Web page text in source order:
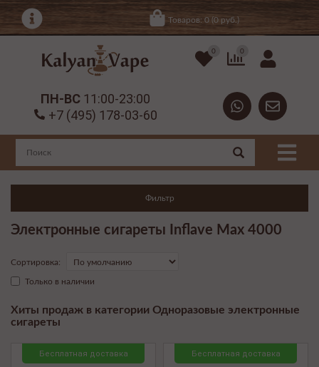
Товаров: 0 (0 руб.)
0 0
ПН-ВС 11:00-23:00
+7 (495) 178-03-60
Фильтр
Электронные сигареты Inflave Max 4000
Сортировка:
Только в наличии
Хиты продаж в категории Одноразовые электронные
сигареты
Бесплатная доставка Бесплатная доставка